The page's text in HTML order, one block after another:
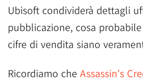
Ubisoft condividerà dettagli
pubblicazione, cosa
cifre di vendita siano
Ricordiamo che Assassin's